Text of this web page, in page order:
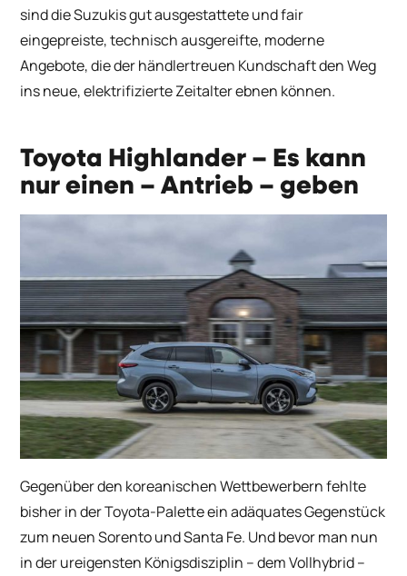
sind die Suzukis gut ausgestattete und fair
eingepreiste, technisch ausgereifte, moderne
Angebote, die der händlertreuen Kundschaft den Weg
ins neue, elektrifizierte Zeitalter ebnen können.
Toyota Highlander – Es kann
nur einen – Antrieb – geben
Gegenüber den koreanischen Wettbewerbern fehlte
bisher in der Toyota-Palette ein adäquates Gegenstück
zum neuen Sorento und Santa Fe. Und bevor man nun
in der ureigensten Königsdisziplin – dem Vollhybrid –